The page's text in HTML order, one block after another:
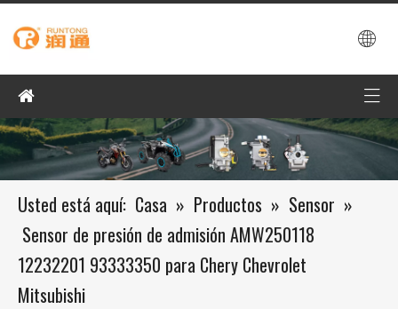
Usted está aquí: Casa » Productos » Sensor »
Sensor de presión de admisión AMW250118
12232201 93333350 para Chery Chevrolet
Mitsubishi